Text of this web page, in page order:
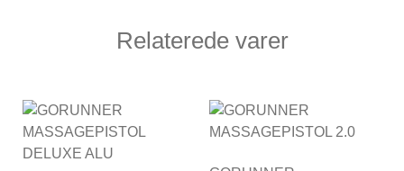
Relaterede varer